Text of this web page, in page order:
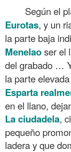
Según el
Eurotas, y un
la parte baja
Menelaoser el
del grabado …
la parte
Esparta
en el llano,
La ciudadela,
pequeño
ladera y que